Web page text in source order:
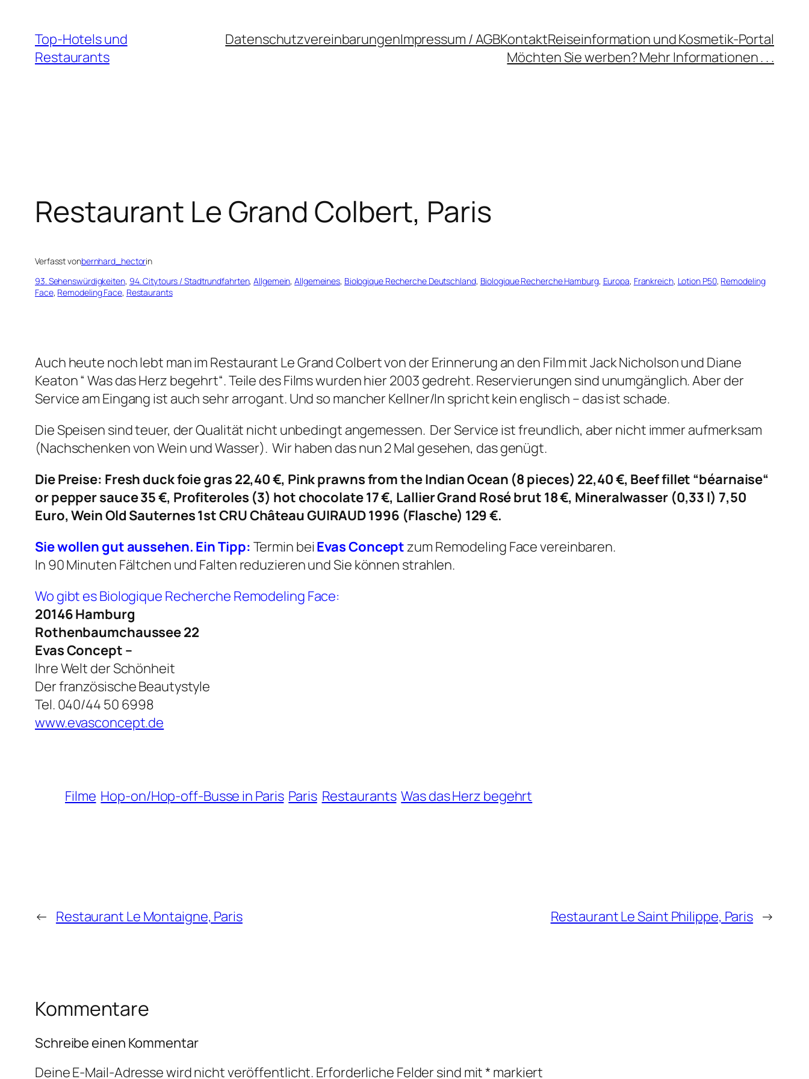
Inhalt
springen
Top-Hotels und
Restaurants
DatenschutzvereinbarungenImpressum / AGBKontaktReiseinformation und Kosmetik-Portal
Möchten Sie werben? Mehr Informationen . . .
Restaurant Le Grand Colbert, Paris
Verfasst vonbernhard_hectorin
93. Sehenswürdigkeiten, 94. Citytours / Stadtrundfahrten, Allgemein, Allgemeines, Biologique Recherche Deutschland, Biologique Recherche Hamburg, Europa, Frankreich, Lotion P50, Remodeling
Face, Remodeling Face, Restaurants
Auch heute noch lebt man im Restaurant Le Grand Colbert von der Erinnerung an den Film mit Jack Nicholson und Diane
Keaton “ Was das Herz begehrt“. Teile des Films wurden hier 2003 gedreht. Reservierungen sind unumgänglich. Aber der
Service am Eingang ist auch sehr arrogant. Und so mancher Kellner/In spricht kein englisch – das ist schade.
Die Speisen sind teuer, der Qualität nicht unbedingt angemessen. Der Service ist freundlich, aber nicht immer aufmerksam
(Nachschenken von Wein und Wasser). Wir haben das nun 2 Mal gesehen, das genügt.
Die Preise: Fresh duck foie gras 22,40 €, Pink prawns from the Indian Ocean (8 pieces) 22,40 €, Beef fillet “béarnaise“
or pepper sauce 35 €, Profiteroles (3) hot chocolate 17 €, Lallier Grand Rosé brut 18 €, Mineralwasser (0,33 l) 7,50
Euro, Wein Old Sauternes 1st CRU Château GUIRAUD 1996 (Flasche) 129 €.
Sie wollen gut aussehen. Ein Tipp: Termin bei Evas Conceptzum Remodeling Face vereinbaren.
In 90 Minuten Fältchen und Falten reduzieren und Sie können strahlen.
Wo gibt es Biologique Recherche Remodeling Face:
20146 Hamburg
Rothenbaumchaussee 22
Evas Concept –
Ihre Welt der Schönheit
Der französische Beautystyle
Tel. 040/44 50 6998
www.evasconcept.de
Filme Hop-on/Hop-off-Busse in Paris Paris Restaurants Was das Herz begehrt
← Restaurant Le Montaigne, Paris Restaurant Le Saint Philippe, Paris →
Kommentare
Schreibe einen Kommentar
Deine E-Mail-Adresse wird nicht veröffentlicht. Erforderliche Felder sind mit* markiert